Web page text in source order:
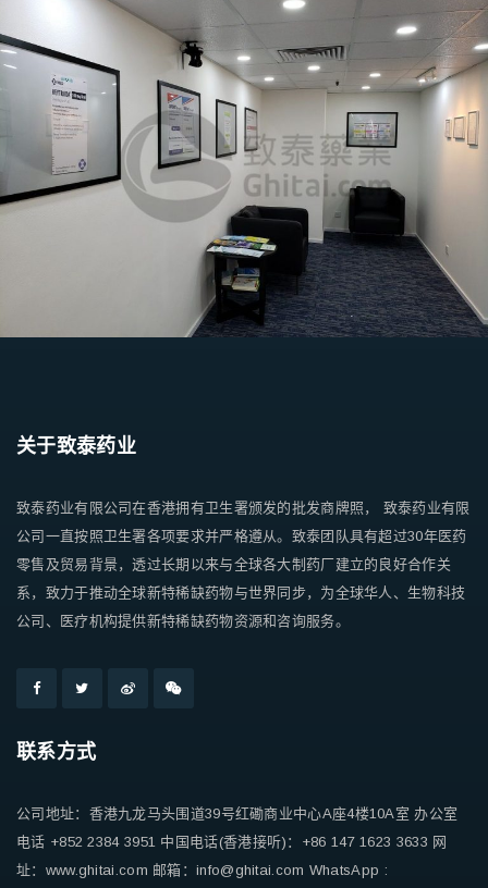
关于致泰药业
致泰药业有限公司在香港拥有卫生署颁发的批发商牌照， 致泰药业有限
公司一直按照卫生署各项要求并严格遵从。致泰团队具有超过30年医药
零售及贸易背景，透过长期以来与全球各大制药厂建立的良好合作关
系，致力于推动全球新特稀缺药物与世界同步，为全球华人、生物科技
公司、医疗机构提供新特稀缺药物资源和咨询服务。
联系方式
公司地址：香港九龙马头围道39号红磡商业中心A座4楼10A室 办公室
电话 +852 2384 3951 中国电话(香港接听)：+86 147 1623 3633 网
址：www.ghitai.com 邮箱：info@ghitai.com WhatsApp :